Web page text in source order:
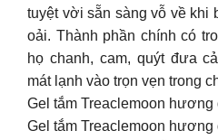
tuyệt vời sẵn sàng vỗ về khi
oải. Thành phần chính có
họ chanh, cam, quýt đưa
mát lạnh vào trọn vẹn trong
Gel tắm Treaclemoon hương
Gel tắm Treaclemoon hương